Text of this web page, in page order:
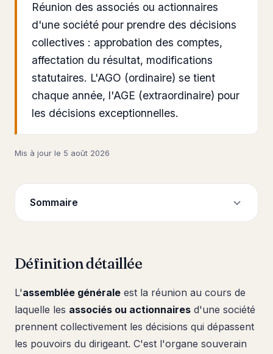
Réunion des associés ou actionnaires
d'une société pour prendre des décisions
collectives : approbation des comptes,
affectation du résultat, modifications
statutaires. L'AGO (ordinaire) se tient
chaque année, l'AGE (extraordinaire) pour
les décisions exceptionnelles.
Mis à jour le 5 août 2026
Sommaire
Définition détaillée
L'assemblée générale est la réunion au cours de
laquelle les associés ou actionnaires d'une société
prennent collectivement les décisions qui dépassent
les pouvoirs du dirigeant. C'est l'organe souverain